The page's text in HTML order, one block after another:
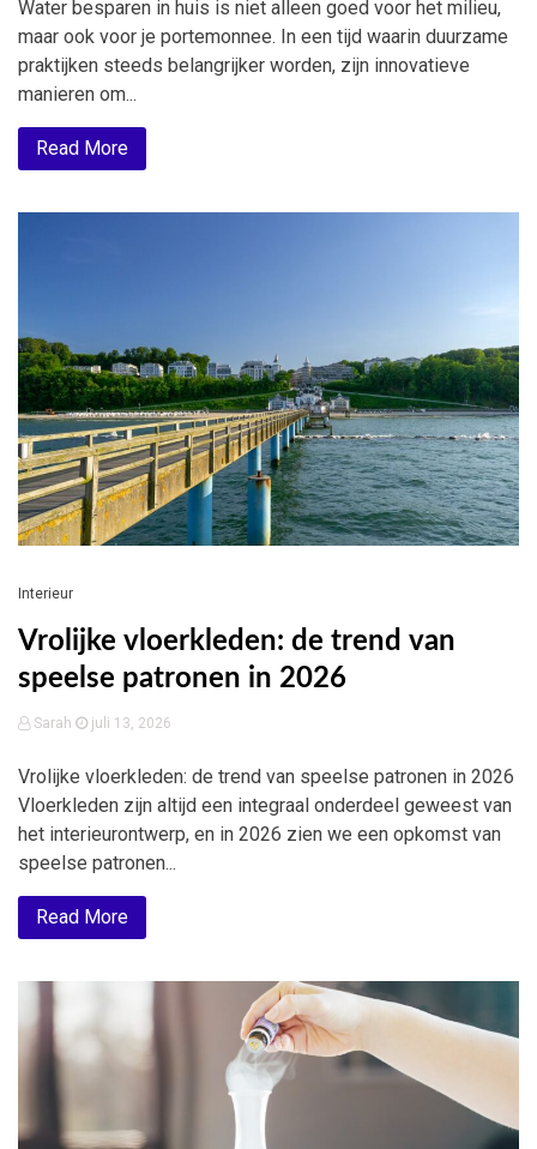
Water besparen in huis is niet alleen goed voor het milieu,
maar ook voor je portemonnee. In een tijd waarin duurzame
praktijken steeds belangrijker worden, zijn innovatieve
manieren om...
Read More
Interieur
Vrolijke vloerkleden: de trend van
speelse patronen in 2026
Sarah juli 13, 2026
Vrolijke vloerkleden: de trend van speelse patronen in 2026
Vloerkleden zijn altijd een integraal onderdeel geweest van
het interieurontwerp, en in 2026 zien we een opkomst van
speelse patronen...
Read More